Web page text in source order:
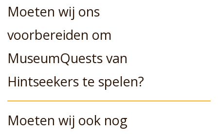
Moeten wij ons
voorbereiden om
MuseumQuests van
Hintseekers te spelen?
Moeten wij ook nog